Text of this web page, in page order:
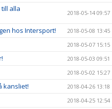
alla
2018-05-14 09:57
hos Intersport! 2018-05-08 13:45
2018-05-07 15:15
2018-05-03 09:51
2018-05-02 15:27
kansliet! 2018-04-26 13:18
2018-04-25 12:54